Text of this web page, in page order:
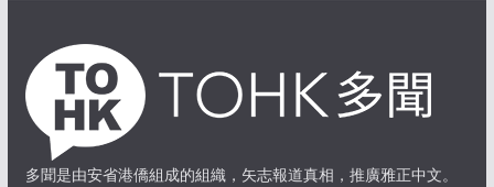
多聞是由安省港僑組成的組織，矢志報道真相，推廣雅正中文。